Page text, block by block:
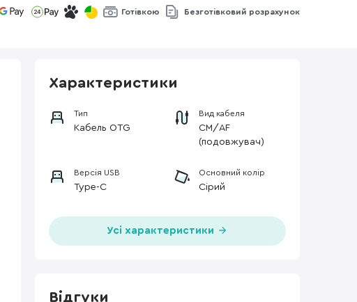
Готівкою Безготівковий розрахунок
Характеристики
Тип
Кабель OTG
Вид кабеля
СM/АF
(подовжувач)
Версія USB
Type-C
Основний колір
Сірий
Усі характеристики
Відгуки